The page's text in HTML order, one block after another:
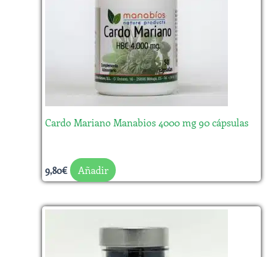
Cardo Mariano Manabios 4000 mg 90 cápsulas
9,80€ Añadir